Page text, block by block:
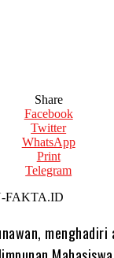
Share
Facebook
Twitter
WhatsApp
Print
Telegram
KORAN-FAKTA.ID